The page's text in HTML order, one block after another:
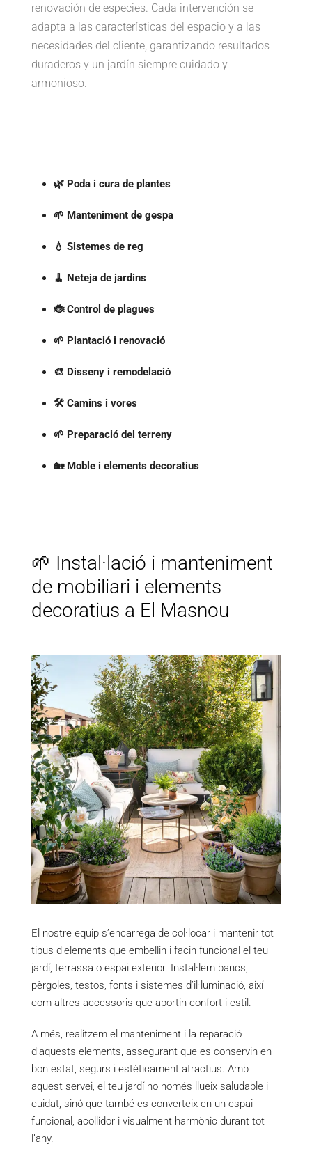
renovación de especies. Cada intervención se
adapta a las características del espacio y a las
necesidades del cliente, garantizando resultados
duraderos y un jardín siempre cuidado y
armonioso.
🌿 Poda i cura de plantes
🌱 Manteniment de gespa
💧 Sistemes de reg
🧹 Neteja de jardins
🐞 Control de plagues
🌱 Plantació i renovació
🎨 Disseny i remodelació
🛠️ Camins i vores
🌱 Preparació del terreny
🏡 Moble i elements decoratius
🌱 Instal·lació i manteniment
de mobiliari i elements
decoratius a El Masnou
El nostre equip s’encarrega de col·locar i mantenir tot
tipus d’elements que embellin i facin funcional el teu
jardí, terrassa o espai exterior. Instal·lem bancs,
pèrgoles, testos, fonts i sistemes d’il·luminació, així
com altres accessoris que aportin confort i estil.
A més, realitzem el manteniment i la reparació
d’aquests elements, assegurant que es conservin en
bon estat, segurs i estèticament atractius. Amb
aquest servei, el teu jardí no només llueix saludable i
cuidat, sinó que també es converteix en un espai
funcional, acollidor i visualment harmònic durant tot
l’any.